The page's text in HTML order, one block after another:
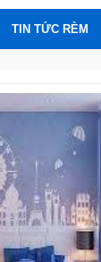
TIN TỨC RÈM